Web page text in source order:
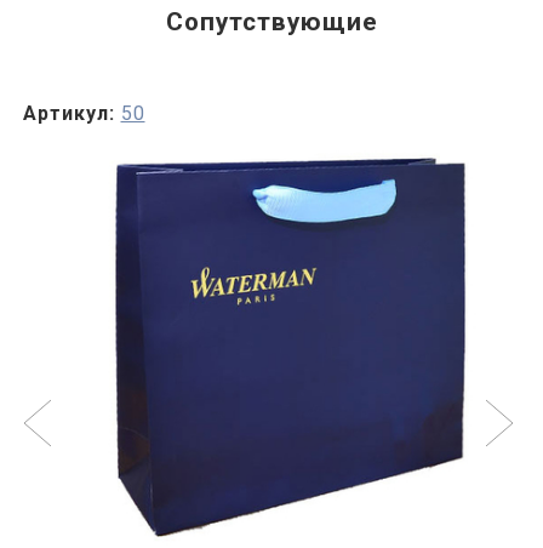
Сопутствующие
Артикул: 50